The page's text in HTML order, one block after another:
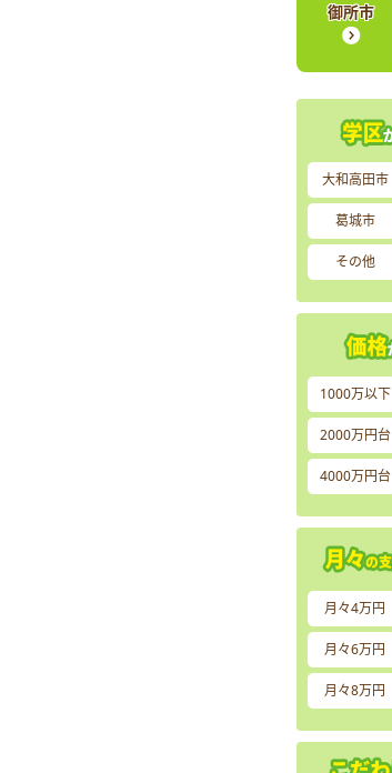
御所市
大和高田市
葛城市
その他
1000万以下
2000万円台
4000万円台
月々4万円
月々6万円
月々8万円